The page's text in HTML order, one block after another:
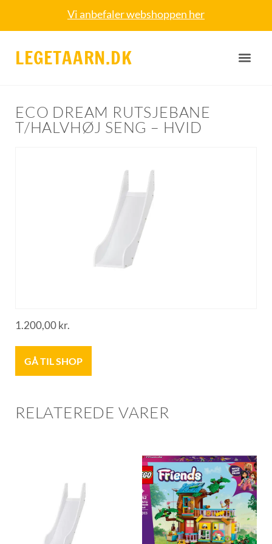
Vi anbefaler webshoppen her
LEGETAARN.DK
ECO DREAM RUTSJEBANE
T/HALVHØJ SENG – HVID
1.200,00kr.
GÅ TIL SHOP
RELATEREDE VARER